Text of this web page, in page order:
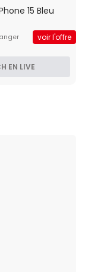
15 Bleu
voir l'offre
EN LIVE